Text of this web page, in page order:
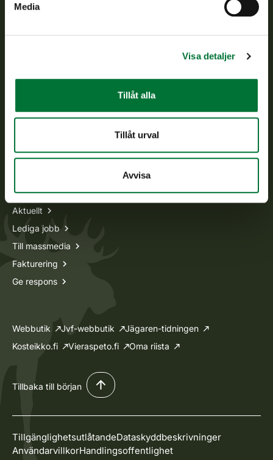
Media
Visa detaljer
Tillåt alla
Tillåt urval
Avvisa
asiakaspalvelu@riista.fi
Ofta ställda frågor
Jaktkort
Information om oss
Aktuellt
Lediga jobb
Till massmedia
Fakturering
Ge respons
Webbutik Jvf-webbutik
Jägaren-tidningen
Kosteikko.fi
Vieraspeto.fi Oma riista
Tillbaka till början
TillgänglighetsutlåtandeDataskyddbeskrivninger
AnvändarvillkorHandlingsoffentlighet